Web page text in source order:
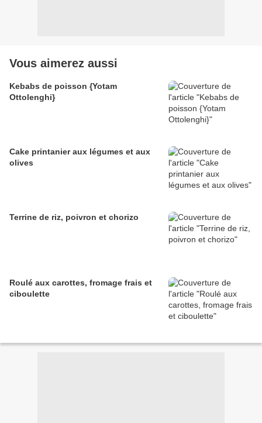
Vous aimerez aussi
Kebabs de poisson {Yotam
Ottolenghi}
Cake printanier aux légumes et aux
olives
Terrine de riz, poivron et chorizo
Roulé aux carottes, fromage frais et
ciboulette